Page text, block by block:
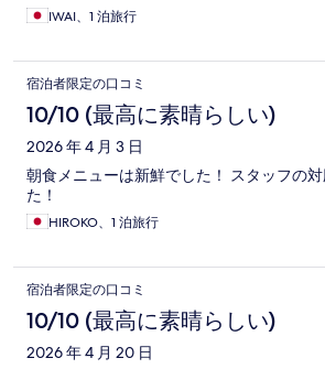
IWAI、1 泊旅行
宿泊者限定の口コミ
10/10 (最高に素晴らしい)
2026 年 4 月 3 日
朝食メニューは新鮮でした！ スタッフの
た！
HIROKO、1 泊旅行
宿泊者限定の口コミ
10/10 (最高に素晴らしい)
2026 年 4 月 20 日